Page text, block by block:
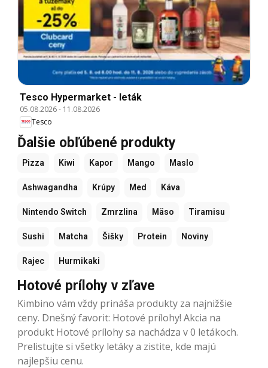
Tesco Hypermarket - leták
05.08.2026- 11.08.2026
Tesco
Ďalšie obľúbené produkty
Pizza Kiwi Kapor Mango Maslo
Ashwagandha Krúpy Med Káva
Nintendo Switch Zmrzlina Mäso Tiramisu
Sushi Matcha Šišky Protein Noviny
Rajec Hurmikaki
Hotové prílohy v zľave
Kimbino vám vždy prináša produkty za najnižšie
ceny. Dnešný favorit: Hotové prílohy! Akcia na
produkt Hotové prílohy sa nachádza v 0 letákoch.
Prelistujte si všetky letáky a zistite, kde majú
najlepšiu cenu.